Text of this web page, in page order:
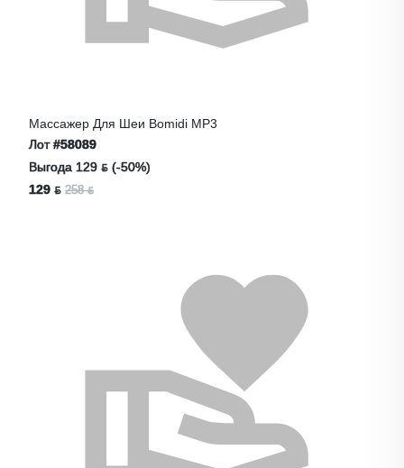
Массажер Для Шеи Bomidi MP3
Лот#58089
Выгода 129 ƃ (-50%)
129 ƃ 258 ƃ